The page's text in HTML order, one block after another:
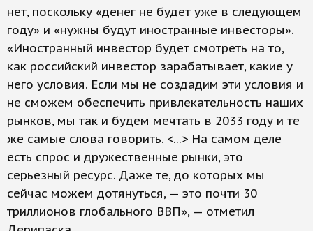
нет, поскольку «денег не будет уже в следующем
году» и «нужны будут иностранные инвесторы».
«Иностранный инвестор будет смотреть на то,
как российский инвестор зарабатывает, какие у
него условия. Если мы не создадим эти условия и
не сможем обеспечить привлекательность наших
рынков, мы так и будем мечтать в 2033 году и те
же самые слова говорить. <...> На самом деле
есть спрос и дружественные рынки, это
серьезный ресурс. Даже те, до которых мы
сейчас можем дотянуться, — это почти 30
триллионов глобального ВВП», — отметил